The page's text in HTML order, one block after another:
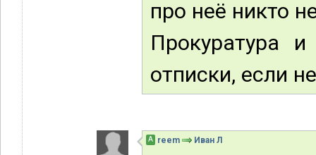
про неё никто
Прокуратура
отписки, если
А reem Иван Л